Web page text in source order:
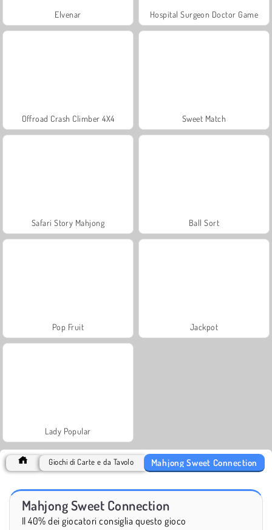
Elvenar Hospital Surgeon Doctor Game
Offroad Crash Climber 4X4 Sweet Match
Safari Story Mahjong Ball Sort
Pop Fruit Jackpot
Lady Popular
Giochi di Carte e da Tavolo Mahjong Sweet Connection
Mahjong Sweet Connection
Il 40% dei giocatori consiglia questo gioco